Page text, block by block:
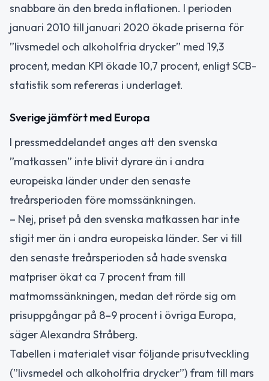
snabbare än den breda inflationen. I perioden
januari 2010 till januari 2020 ökade priserna för
”livsmedel och alkoholfria drycker” med 19,3
procent, medan KPI ökade 10,7 procent, enligt SCB-
statistik som refereras i underlaget.
Sverige jämfört med Europa
I pressmeddelandet anges att den svenska
”matkassen” inte blivit dyrare än i andra
europeiska länder under den senaste
treårsperioden före momssänkningen.
– Nej, priset på den svenska matkassen har inte
stigit mer än i andra europeiska länder. Ser vi till
den senaste treårsperioden så hade svenska
matpriser ökat ca 7 procent fram till
matmomssänkningen, medan det rörde sig om
prisuppgångar på 8–9 procent i övriga Europa,
säger Alexandra Stråberg.
Tabellen i materialet visar följande prisutveckling
(”livsmedel och alkoholfria drycker”) fram till mars